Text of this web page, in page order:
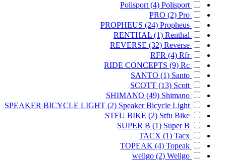
Polisport (4) Polisport
PRO (2) Pro
PROPHEUS (24) Propheus
RENTHAL (1) Renthal
REVERSE (32) Reverse
RFR (4) Rfr
RIDE CONCEPTS (9) Rc
SANTO (1) Santo
SCOTT (13) Scott
SHIMANO (49) Shimano
SPEAKER BICYCLE LIGHT (2) Speaker Bicycle Light
STFU BIKE (2) Stfu Bike
SUPER B (1) Super B
TACX (1) Tacx
TOPEAK (4) Topeak
wellgo (2) Wellgo